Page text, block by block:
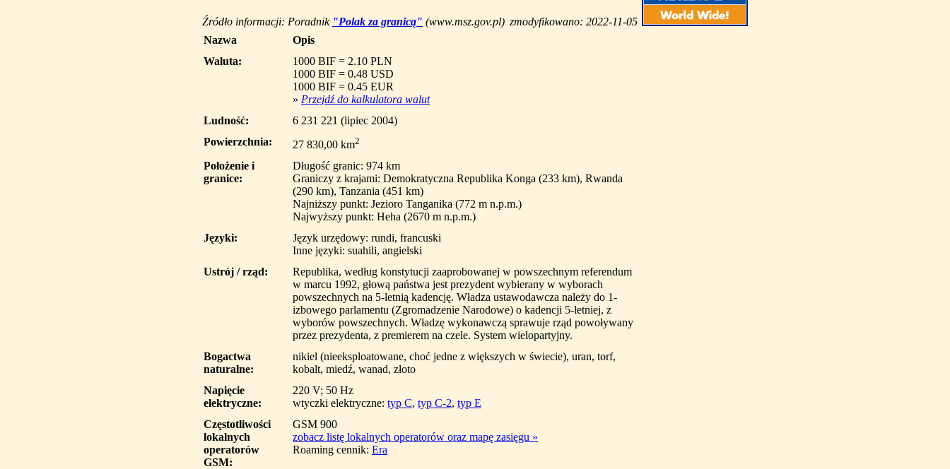
Źródło informacji: Poradnik "Polak za granicą" (www.msz.gov.pl) zmodyfikowano: 2022-11-05
Nazwa
Opis
Waluta:
1000 BIF = 2.10 PLN
1000 BIF = 0.48 USD
1000 BIF = 0.45 EUR
» Przejdź do kalkulatora walut
Ludność:
6 231 221 (lipiec 2004)
Powierzchnia:
27 830,00 km2
Położenie i
granice:
Długość granic: 974 km
Graniczy z krajami: Demokratyczna Republika Konga (233 km), Rwanda
(290 km), Tanzania (451 km)
Najniższy punkt: Jezioro Tanganika (772 m n.p.m.)
Najwyższy punkt: Heha (2670 m n.p.m.)
Języki:
Język urzędowy: rundi, francuski
Inne języki: suahili, angielski
Ustrój / rząd:
Republika, według konstytucji zaaprobowanej w powszechnym referendum
w marcu 1992, głową państwa jest prezydent wybierany w wyborach
powszechnych na 5-letnią kadencję. Władza ustawodawcza należy do 1-
izbowego parlamentu (Zgromadzenie Narodowe) o kadencji 5-letniej, z
wyborów powszechnych. Władzę wykonawczą sprawuje rząd powoływany
przez prezydenta, z premierem na czele. System wielopartyjny.
Bogactwa
naturalne:
nikiel (nieeksploatowane, choć jedne z większych w świecie), uran, torf,
kobalt, miedź, wanad, złoto
Napięcie
elektryczne:
220 V; 50 Hz
wtyczki elektryczne: typ C, typ C-2, typ E
Częstotliwości
lokalnych
operatorów
GSM:
GSM 900
zobacz listę lokalnych operatorów oraz mapę zasięgu »
Roaming cennik: Era